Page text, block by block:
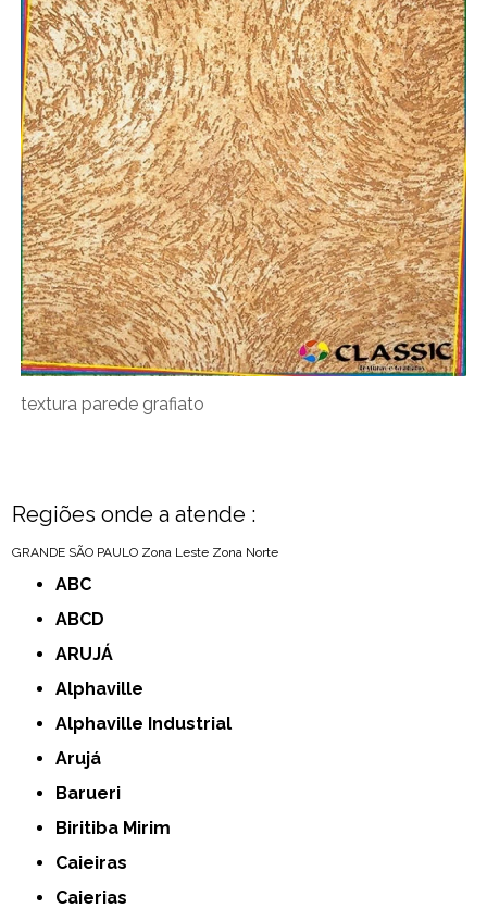
textura parede grafiato
Regiões onde a atende :
GRANDE SÃO PAULO Zona Leste Zona Norte
ABC
ABCD
ARUJÁ
Alphaville
Alphaville Industrial
Arujá
Barueri
Biritiba Mirim
Caieiras
Caierias